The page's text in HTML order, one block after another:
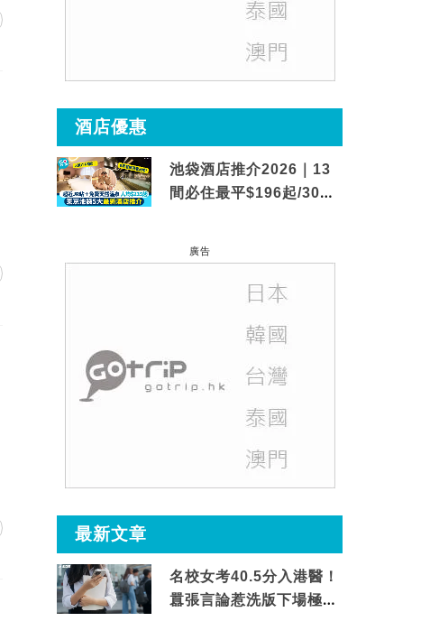
酒店優惠
池袋酒店推介2026｜13
間必住最平$196起/30秒
廣告
最新文章
名校女考40.5分入港醫！
囂張言論惹洗版下場極震